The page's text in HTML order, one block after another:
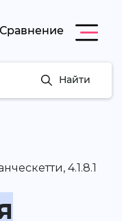
Сравнение
Найти
4.1.8.1